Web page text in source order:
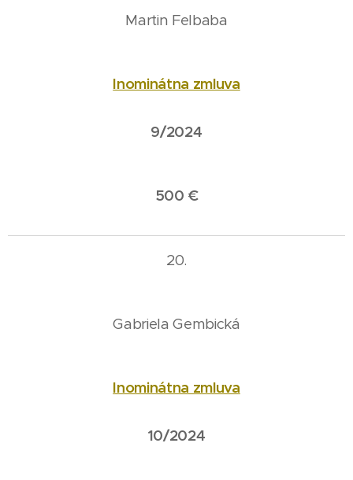
Martin Felbaba
Inominátna zmluva
9/2024
500 €
20.
Gabriela Gembická
Inominátna zmluva
10/2024